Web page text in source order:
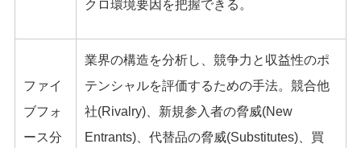
クロ環境要因を把握できる。
ファイ
ブフォ
ース分
業界の構造を分析し、競争力と収益性のポ
テンシャルを評価するための手法。競合他
社(Rivalry)、新規参入者の脅威(New
Entrants)、代替品の脅威(Substitutes)、買